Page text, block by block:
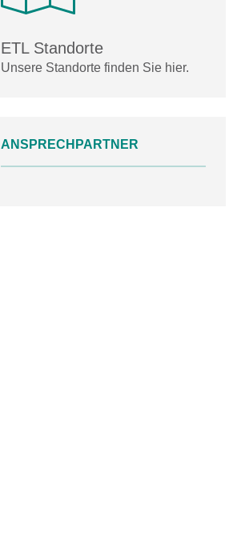
ETL Standorte
Unsere Standorte finden Sie hier.
ANSPRECHPARTNER